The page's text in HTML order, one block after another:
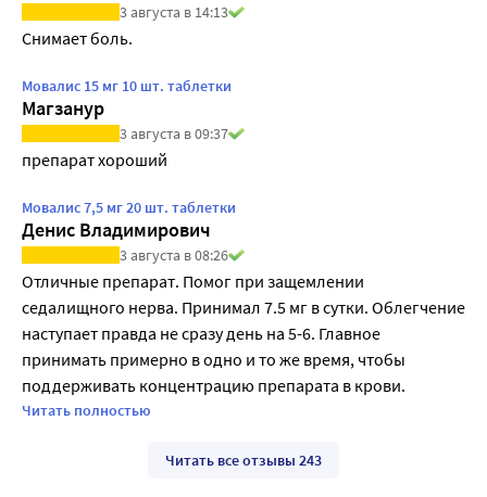
3 августа в 14:13
Снимает боль.
Мовалис 15 мг 10 шт. таблетки
Магзанур
3 августа в 09:37
препарат хороший
Мовалис 7,5 мг 20 шт. таблетки
Денис Владимирович
3 августа в 08:26
Отличные препарат. Помог при защемлении
седалищного нерва. Принимал 7.5 мг в сутки. Облегчение
наступает правда не сразу день на 5-6. Главное
принимать примерно в одно и то же время, чтобы
поддерживать концентрацию препарата в крови.
Рекомендую 👍
Читать полностью
Читать все отзывы 243